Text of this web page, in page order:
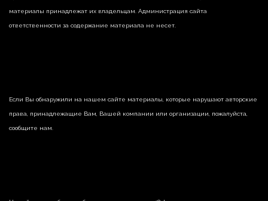
материалы принадлежат их владельцам. Администрация сайта
ответственности за содержание материала не несет.
Если Вы обнаружили на нашем сайте материалы, которые нарушают авторские
права, принадлежащие Вам, Вашей компании или организации, пожалуйста,
сообщите нам.